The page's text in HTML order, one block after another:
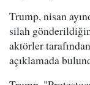
Trump, nisan
silah
aktörler
açıklamada